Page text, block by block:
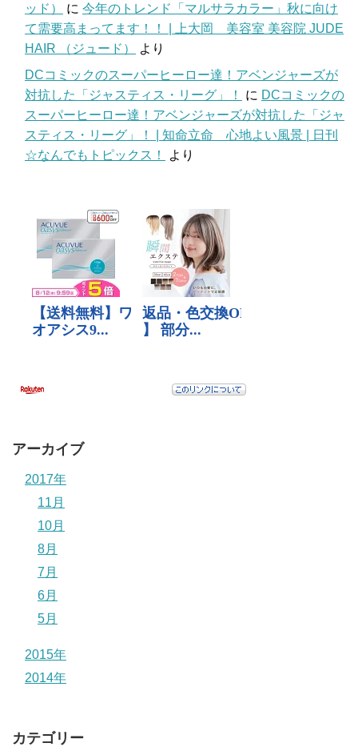
ッド）
に 今年のトレンド「マルサラカラー」秋に向け
て需要高まってます！！ | 上大岡 美容室 美容院 JUDE
HAIR （ジュード）
より
DCコミックのスーパーヒーロー達！アベンジャーズが
対抗した「ジャスティス・リーグ」！
に DCコミックの
スーパーヒーロー達！アベンジャーズが対抗した「ジャ
スティス・リーグ」！ | 知命立命 心地よい風景 | 日刊
☆なんでもトピックス！
より
アーカイブ
2017年
11月
10月
8月
7月
6月
5月
2015年
2014年
カテゴリー